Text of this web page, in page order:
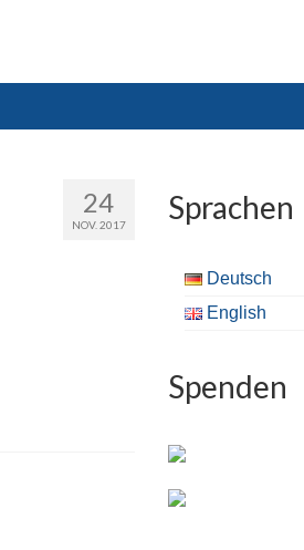
24
NOV. 2017 Sprachen
Deutsch
English
Spenden